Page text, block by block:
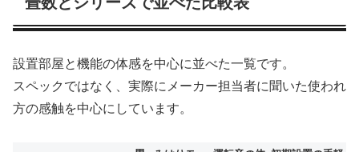
設置部屋と機能の体感を中心に並べた一覧です。
スペックではなく、実際にメーカー担当者に聞いた使われ
方の感触を中心にしています。